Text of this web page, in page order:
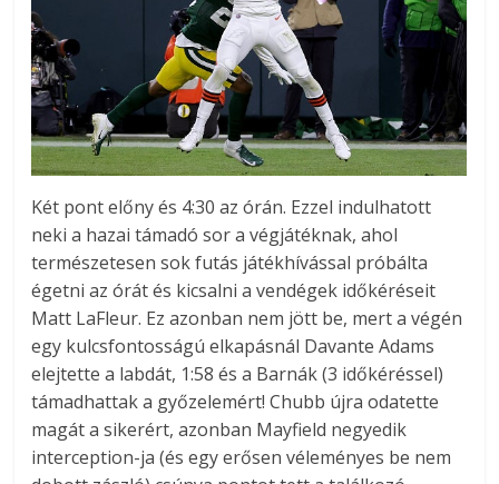
Két pont előny és 4:30 az órán. Ezzel indulhatott
neki a hazai támadó sor a végjátéknak, ahol
természetesen sok futás játékhívással próbálta
égetni az órát és kicsalni a vendégek időkéréseit
Matt LaFleur. Ez azonban nem jött be, mert a végén
egy kulcsfontosságú elkapásnál Davante Adams
elejtette a labdát, 1:58 és a Barnák (3 időkéréssel)
támadhattak a győzelemért! Chubb újra odatette
magát a sikerért, azonban Mayfield negyedik
interception-ja (és egy erősen véleményes be nem